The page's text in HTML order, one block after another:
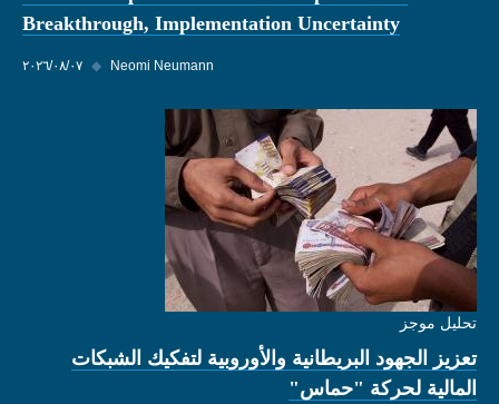
Breakthrough, Implementation Uncertainty
٠٧‏/٠٨‏/٢٠٢٦ ◆ Neomi Neumann
تحليل موجز
تعزيز الجهود البريطانية والأوروبية لتفكيك الشبكات
المالية لحركة "حماس"